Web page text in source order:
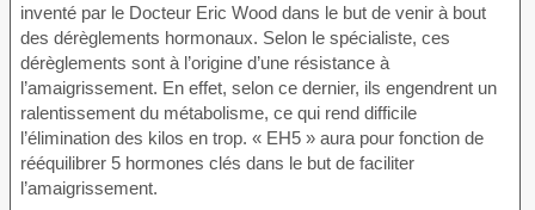
inventé par le Docteur Eric Wood dans le but de venir à bout
des dérèglements hormonaux. Selon le spécialiste, ces
dérèglements sont à l’origine d’une résistance à
l’amaigrissement. En effet, selon ce dernier, ils engendrent un
ralentissement du métabolisme, ce qui rend difficile
l’élimination des kilos en trop. « EH5 » aura pour fonction de
rééquilibrer 5 hormones clés dans le but de faciliter
l’amaigrissement.